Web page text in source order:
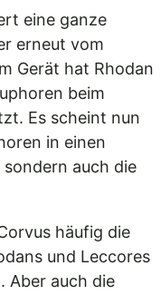
eine ganze
erneut vom
Gerät hat Rhodan
beim
Es scheint nun
in einen
auch die
häufig die
und Leccores
Aber auch die